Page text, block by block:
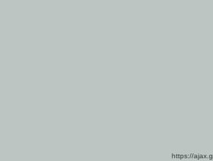
https://